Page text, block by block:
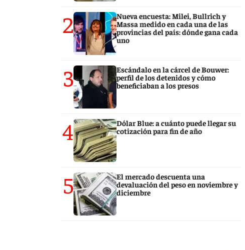
2
Nueva encuesta: Milei, Bullrich y
Massa medido en cada una de las
provincias del país: dónde gana cada
uno
3
Escándalo en la cárcel de Bouwer:
perfil de los detenidos y cómo
beneficiaban a los presos
4
Dólar Blue: a cuánto puede llegar su
cotización para fin de año
5
El mercado descuenta una
devaluación del peso en noviembre y
diciembre